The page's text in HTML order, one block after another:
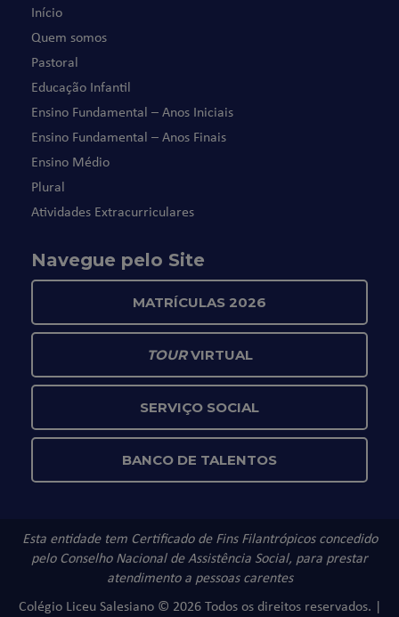
Início
Quem somos
Pastoral
Educação Infantil
Ensino Fundamental – Anos Iniciais
Ensino Fundamental – Anos Finais
Ensino Médio
Plural
Atividades Extracurriculares
Navegue pelo Site
MATRÍCULAS 2026
TOURVIRTUAL
SERVIÇO SOCIAL
BANCO DE TALENTOS
Esta entidade tem Certificado de Fins Filantrópicos concedido
pelo Conselho Nacional de Assistência Social, para prestar
atendimento a pessoas carentes
Colégio Liceu Salesiano © 2026 Todos os direitos reservados. |